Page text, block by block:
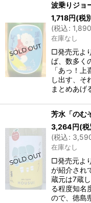
波乗りジョ
1,718円(税
(税込: 1,890
在庫なし
□発売元よ
ば、数多く
「あっ！
し出す、そ
まとめあげ
芳水「のむ
3,264円(税
(税込:
在庫なし
□発売元よ
が紹介され
蔵元は7蔵
る程度知名
ので、徳島